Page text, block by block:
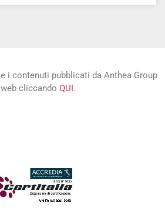
i contenuti pubblicati da Anthea Group
cliccando QUI.